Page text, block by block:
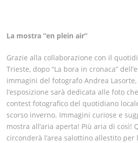
La mostra “en plein air”
Grazie alla collaborazione con il
Trieste, dopo“La bora in cronaca”
immagini del fotografoAndrea Lasorte
l’esposizione sarà dedicata alle foto
contest fotografico del quotidiano
scorso inverno. Immagini curiose e
mostra all’aria aperta! Più aria di così!
circonderà l’area salottino allestito per